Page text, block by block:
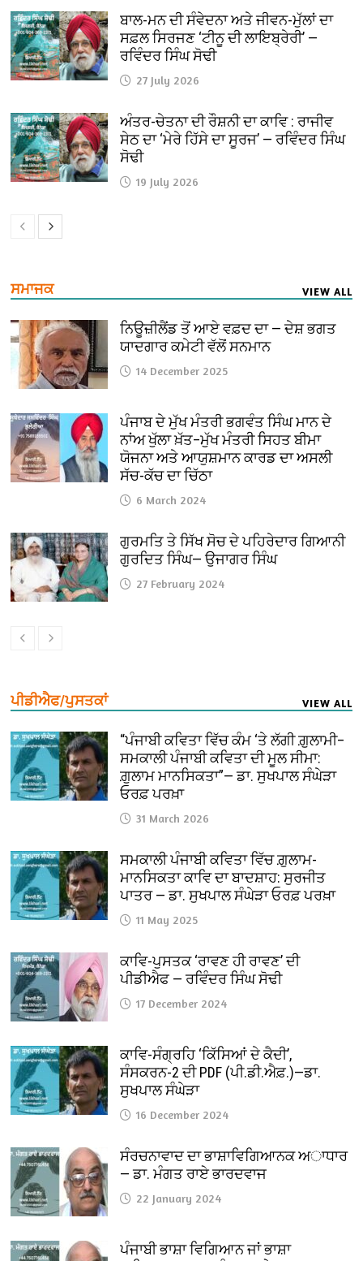
ਬਾਲ-ਮਨ ਦੀ ਸੰਵੇਦਨਾ ਅਤੇ ਜੀਵਨ-ਮੁੱਲਾਂ ਦਾ
ਸਫ਼ਲ ਸਿਰਜਣ ‘ਟੀਨੂ ਦੀ ਲਾਇਬ੍ਰੇਰੀ’ —
ਰਵਿੰਦਰ ਸਿੰਘ ਸੋਢੀ
27 July 2026
ਅੰਤਰ-ਚੇਤਨਾ ਦੀ ਰੌਸ਼ਨੀ ਦਾ ਕਾਵਿ : ਰਾਜੀਵ
ਸੇਠ ਦਾ ‘ਮੇਰੇ ਹਿੱਸੇ ਦਾ ਸੂਰਜ’ — ਰਵਿੰਦਰ ਸਿੰਘ
ਸੋਢੀ
19 July 2026
ਸਮਾਜਕ VIEW ALL
ਨਿਊਜ਼ੀਲੈਂਡ ਤੋਂ ਆਏ ਵਫ਼ਦ ਦਾ — ਦੇਸ਼ ਭਗਤ
ਯਾਦਗਾਰ ਕਮੇਟੀ ਵੱਲੋਂ ਸਨਮਾਨ
14 December 2025
ਪੰਜਾਬ ਦੇ ਮੁੱਖ ਮੰਤਰੀ ਭਗਵੰਤ ਸਿੰਘ ਮਾਨ ਦੇ
ਨਾਂਅ ਖੁੱਲਾ ਖ਼ੱਤ–ਮੁੱਖ ਮੰਤਰੀ ਸਿਹਤ ਬੀਮਾ
ਯੋਜਨਾ ਅਤੇ ਆਯੁਸ਼ਮਾਨ ਕਾਰਡ ਦਾ ਅਸਲੀ
ਸੱਚ-ਕੱਚ ਦਾ ਚਿੱਠਾ
6 March 2024
ਗੁਰਮਤਿ ਤੇ ਸਿੱਖ ਸੋਚ ਦੇ ਪਹਿਰੇਦਾਰ ਗਿਆਨੀ
ਗੁਰਦਿਤ ਸਿੰਘ— ਉਜਾਗਰ ਸਿੰਘ
27 February 2024
ਪੀਡੀਐਫ/ਪੁਸਤਕਾਂ VIEW ALL
“ਪੰਜਾਬੀ ਕਵਿਤਾ ਵਿੱਚ ਕੰਮ ‘ਤੇ ਲੱਗੀ ਗ਼ੁਲਾਮੀ–
ਸਮਕਾਲੀ ਪੰਜਾਬੀ ਕਵਿਤਾ ਦੀ ਮੂਲ ਸੀਮਾ:
ਗ਼ੁਲਾਮ ਮਾਨਸਿਕਤਾ”— ਡਾ. ਸੁਖਪਾਲ ਸੰਘੇੜਾ
ਓਰਫ਼ ਪਰਖ਼ਾ
31 March 2026
ਸਮਕਾਲੀ ਪੰਜਾਬੀ ਕਵਿਤਾ ਵਿੱਚ ਗ਼ੁਲਾਮ-
ਮਾਨਸਿਕਤਾ ਕਾਵਿ ਦਾ ਬਾਦਸ਼ਾਹ: ਸੁਰਜੀਤ
ਪਾਤਰ — ਡਾ. ਸੁਖਪਾਲ ਸੰਘੇੜਾ ਓਰਫ਼ ਪਰਖ਼ਾ
11 May 2025
ਕਾਵਿ-ਪੁਸਤਕ ‘ਰਾਵਣ ਹੀ ਰਾਵਣ’ ਦੀ
ਪੀਡੀਐਫ — ਰਵਿੰਦਰ ਸਿੰਘ ਸੋਢੀ
17 December 2024
ਕਾਵਿ-ਸੰਗ੍ਰਹਿ ‘ਕਿੱਸਿਆਂ ਦੇ ਕੈਦੀ’,
ਸੰਸਕਰਨ-2 ਦੀ PDF (ਪੀ.ਡੀ.ਐਫ਼.)—ਡਾ.
ਸੁਖਪਾਲ ਸੰਘੇੜਾ
16 December 2024
ਸੰਰਚਨਾਵਾਦ ਦਾ ਭਾਸ਼ਾਵਿਗਿਆਨਕ ਅਾਧਾਰ
— ਡਾ. ਮੰਗਤ ਰਾਏ ਭਾਰਦਵਾਜ
22 January 2024
ਪੰਜਾਬੀ ਭਾਸ਼ਾ ਵਿਗਿਆਨ ਜਾਂ ਭਾਸ਼ਾ